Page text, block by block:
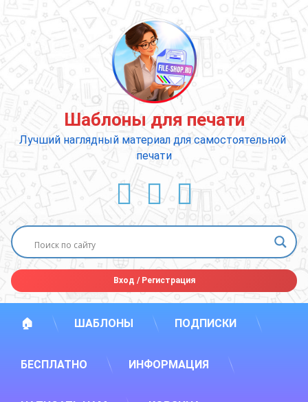
содержимому
Шаблоны для печати
Лучший наглядный материал для самостоятельной
печати
ВКонтакте
YouTube
E-mail
Вход /Регистрация
🏠 ШАБЛОНЫ ПОДПИСКИ
БЕСПЛАТНО ИНФОРМАЦИЯ